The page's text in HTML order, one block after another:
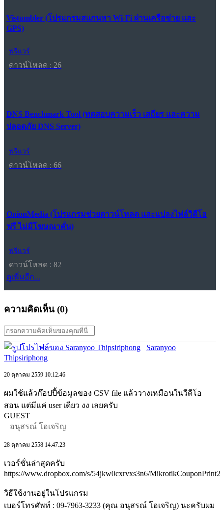
Vistumbler (โปรแกรมสแกนหา Wi-Fi ผ่านเครือข่าย และ
GPS)
ฟรีแวร์
ดาวน์โหลด : 26
DNS Benchmark Tool (ทดสอบความเร็ว เสถียร และความ
ปลอดภัย DNS Server)
ฟรีแวร์
ดาวน์โหลด : 66
OnionMedia (โปรแกรมช่วยดาวน์โหลด และแปลงไฟล์วิดีโอ
ฟรี ไม่มีโฆษณาคั่น)
ฟรีแวร์
ดาวน์โหลด : 82
ดูเพิ่มอีก...
ความคิดเห็น (0)
Saranyoo
Thipsiriphong
20 ตุลาคม 2559 10:12:46
ผมใช้แล้วก๊อปปี้ข้อมูลของ CSV file แล้ววางเหมือนในวีดีโอ
สอน แต่มีแค่ user เดียว งง เลยครับ
GUEST
อนุสรณ์ โอเจริญ
28 ตุลาคม 2558 14:47:23
เวอร์ชั่นล่าสุดครับ
https://www.dropbox.com/s/54jkw0cxrvxs3n6/
วิธีใช้งานอยู่ในโปรแกรม
เบอร์โทรศัพท์ : 09-7963-3233 (คุณ อนุสรณ์ โอเจริญ) นะครับผม